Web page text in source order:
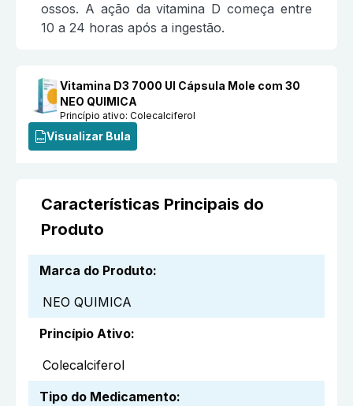
ossos. A ação da vitamina D começa entre
10 a 24 horas após a ingestão.
Vitamina D3 7000 UI Cápsula Mole com 30
NEO QUIMICA
Princípio ativo:Colecalciferol
Visualizar Bula
Características Principais do
Produto
Marca do Produto:
NEO QUIMICA
Princípio Ativo:
Colecalciferol
Tipo do Medicamento: